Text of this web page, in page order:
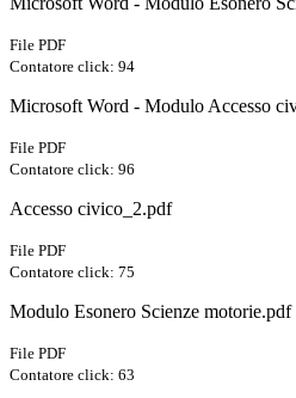
File PDF
Contatore click: 94
Microsoft Word - Modulo Accesso
File PDF
Contatore click: 96
Accesso civico_2.pdf
File PDF
Contatore click: 75
Modulo Esonero Scienze motorie.pdf
File PDF
Contatore click: 63